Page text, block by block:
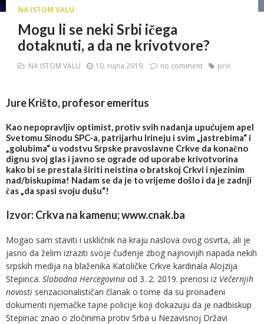
NA ISTOM VALU
Mogu li se neki Srbi ičega
dotaknuti, a da ne krivotvore?
NA ISTOM VALU 10. rujna 2019. no comment prvi
Jure Krišto, profesor emeritus
Kao nepopravljiv optimist, protiv svih nadanja upućujem apel
Svetomu Sinodu SPC-a, patrijarhu Irineju i svim „jastrebima“ i
„golubima“ u vodstvu Srpske pravoslavne Crkve da konačno
dignu svoj glas i javno se ograde od uporabe krivotvorina
kako bi se prestala širiti neistina o bratskoj Crkvi i njezinim
nad/biskupima! Nadam se da je to vrijeme došlo i da je zadnji
čas „da spasi svoju dušu“!
Izvor: Crkva na kamenu; www.cnak.ba
Mogao sam staviti i uskličnik na kraju naslova ovog osvrta, ali je
jasno da želim izraziti svoje čuđenje zbog najnovijih napada nekih
srpskih medija na blaženika Katoličke Crkve kardinala Alojzija
Stepinca. Slobodna Hercegovina od 3. 2. 2019. prenosi iz Večernjih
novosti senzacionalističan članak o tome da su pronađeni
dokumenti njemačke tajne policije koji dokazuju da je nadbiskup
Stepinac znao o zločinima protiv Srba u Nezavisnoj Državi